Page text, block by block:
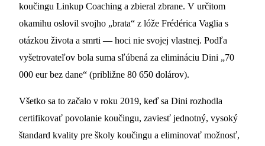
koučingu Linkup Coaching a zbieral zbrane. V určitom
okamihu oslovil svojho „brata“ z lóže Frédérica Vaglia s
otázkou života a smrti — hoci nie svojej vlastnej. Podľa
vyšetrovateľov bola suma sľúbená za elimináciu Dini „70
000 eur bez dane“ (približne 80 650 dolárov).
Všetko sa to začalo v roku 2019, keď sa Dini rozhodla
certifikovať povolanie koučingu, zaviesť jednotný, vysoký
štandard kvality pre školy koučingu a eliminovať možnosť,